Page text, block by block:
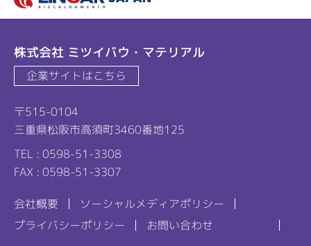
株式会社 ミツイバウ・マテリアル
企業サイトはこちら
〒515-0104
三重県松阪市高須町3460番地125
TEL : 0598-51-3308
FAX : 0598-51-3307
会社概要
ソーシャルメディアポリシー
プライバシーポリシー
お問い合わせ